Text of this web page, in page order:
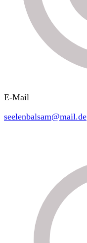
E-Mail
seelenbalsam@mail.de